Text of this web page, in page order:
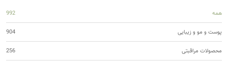
همه 992
پوست و مو و زیبایی 904
محصولات مراقبتی 256